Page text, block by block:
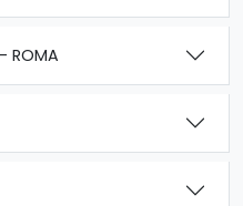
ROMA